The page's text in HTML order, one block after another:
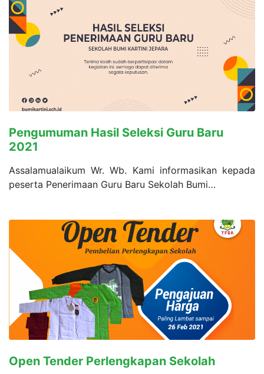
Pengumuman Hasil Seleksi Guru Baru
2021
Assalamualaikum Wr. Wb. Kami informasikan kepada
peserta Penerimaan Guru Baru Sekolah Bumi…
Open Tender Perlengkapan Sekolah